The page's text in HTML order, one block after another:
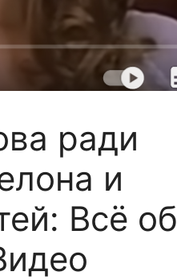
ради
и
Всё об